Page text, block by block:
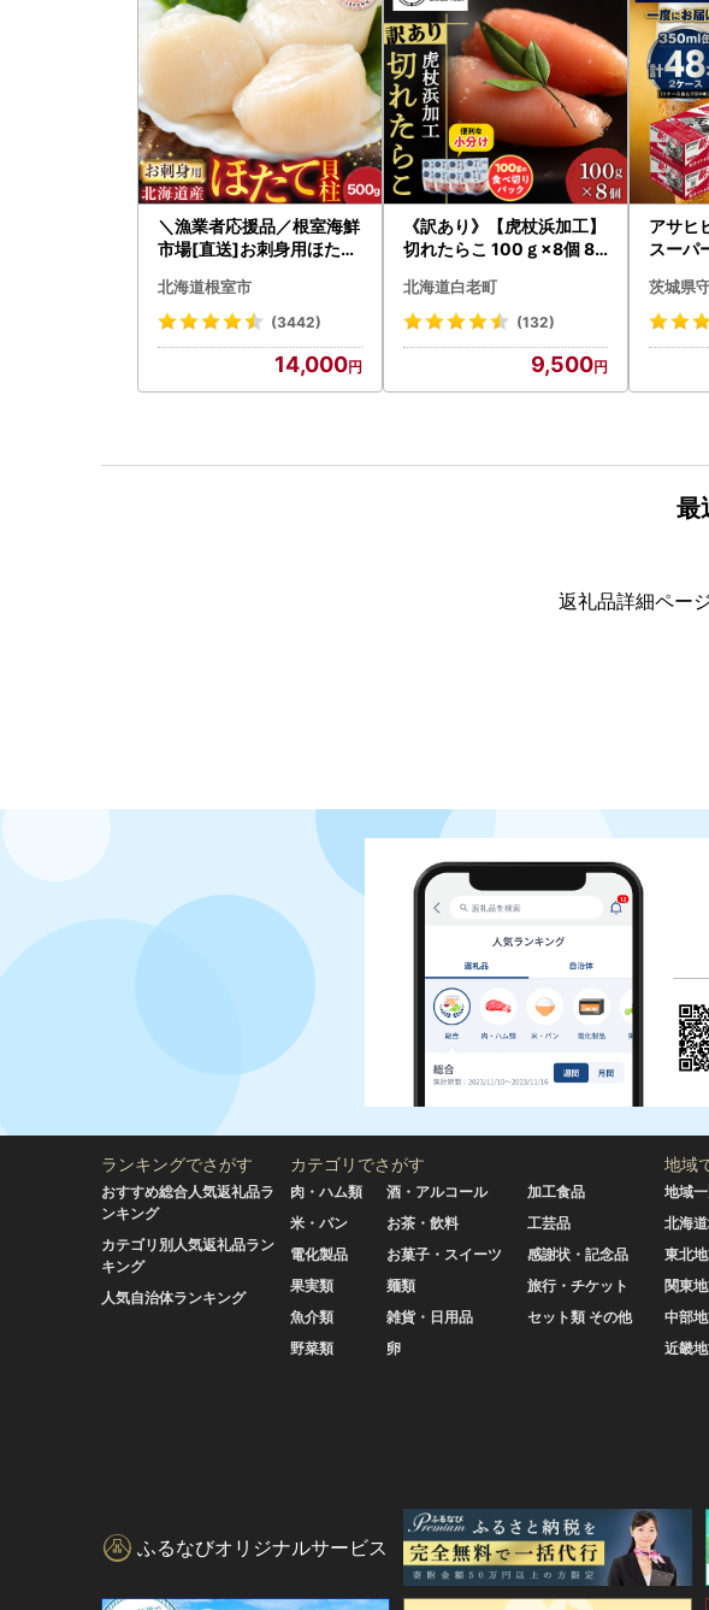
＼漁業者応援品／根室海鮮
市場[直送]お刺身用ほたて
北海道根室市
(3442)
14,000
《訳あり》【虎杖浜加工】
切れたらこ 100ｇ×8個 80
北海道白老町
(132)
9,500
アサヒ
スーパ
茨城県
最
返礼品詳細ペー
ランキングでさがす
おすすめ総合人気返礼品ラ
ンキング
カテゴリ別人気返礼品ラン
キング
人気自治体ランキング
カテゴリでさがす
肉・ハム類
米・パン
電化製品
果実類
魚介類
野菜類
酒・アルコール
お茶・飲料
お菓子・スイーツ
麺類
雑貨・日用品
卵
加工食品
工芸品
感謝状・記念品
旅行・チケット
セット類 その他
地域
地域
北海
東北
関東
中部
近畿
ふるなびオリジナルサービス